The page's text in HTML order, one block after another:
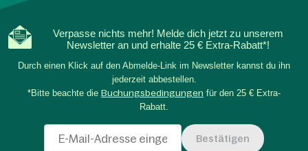
Verpasse nichts mehr! Melde dich jetzt zu unserem
Newsletter an und erhalte 25 € Extra-Rabatt*!
Durch einen Klick auf den Abmelde-Link im Newsletter kannst du ihn
jederzeit abbestellen.
*Bitte beachte die Buchungsbedingungen für den 25 € Extra-
Rabatt.
Bestätigen